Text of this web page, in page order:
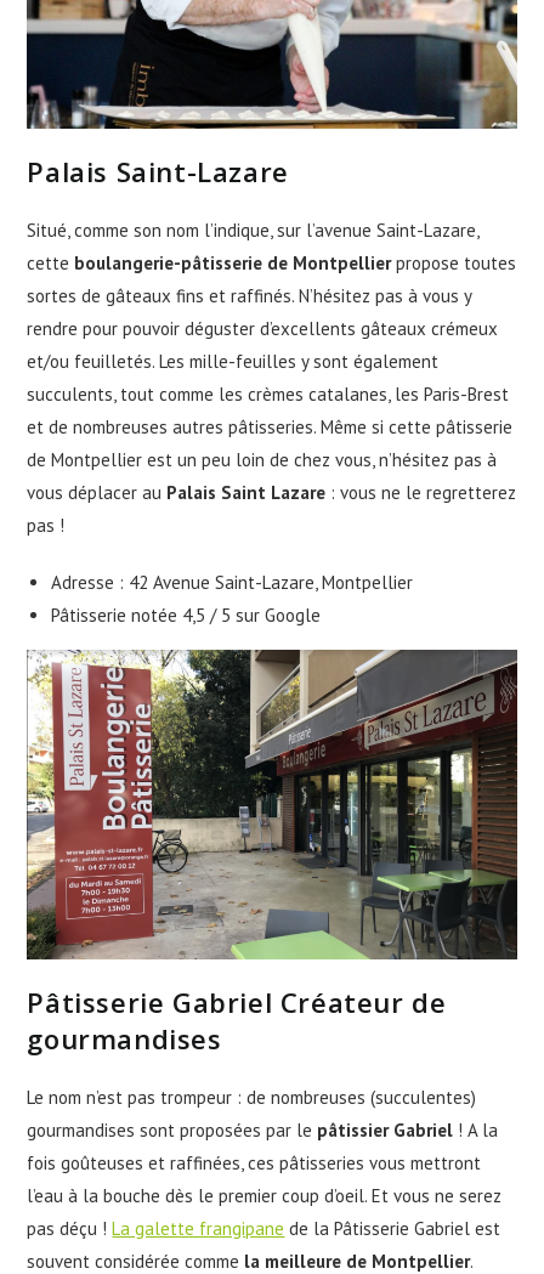
Palais Saint-Lazare
Situé, comme son nom l’indique, sur l’avenue Saint-Lazare,
cette boulangerie-pâtisserie de Montpellierpropose toutes
sortes de gâteaux fins et raffinés. N’hésitez pas à vous y
rendre pour pouvoir déguster d’excellents gâteaux crémeux
et/ou feuilletés. Les mille-feuilles y sont également
succulents, tout comme les crèmes catalanes, les Paris-Brest
et de nombreuses autres pâtisseries. Même si cette pâtisserie
de Montpellier est un peu loin de chez vous, n’hésitez pas à
vous déplacer au Palais Saint Lazare : vous ne le regretterez
pas !
Adresse : 42 Avenue Saint-Lazare, Montpellier
Pâtisserie notée 4,5 / 5 sur Google
Pâtisserie Gabriel Créateur de
gourmandises
Le nom n’est pas trompeur : de nombreuses (succulentes)
gourmandises sont proposées par le pâtissier Gabriel ! A la
fois goûteuses et raffinées, ces pâtisseries vous mettront
l’eau à la bouche dès le premier coup d’oeil. Et vous ne serez
pas déçu !La galette frangipane de la Pâtisserie Gabriel est
souvent considérée comme la meilleure de Montpellier.